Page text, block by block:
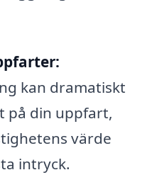
kan dramatiskt
på din uppfart,
värde
intryck.